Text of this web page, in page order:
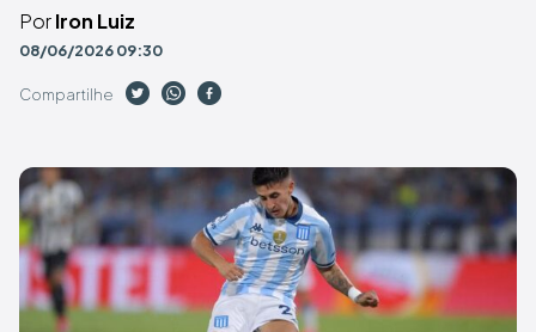
PorIron Luiz
08/06/2026 09:30
Compartilhe